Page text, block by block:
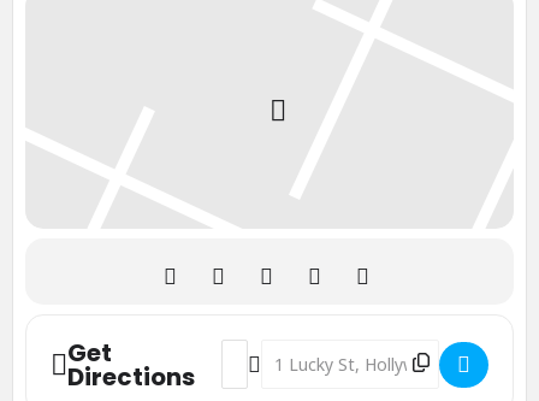
Get
Directions
Address - Show do Grupo Pixote em
Destination Address - Show do